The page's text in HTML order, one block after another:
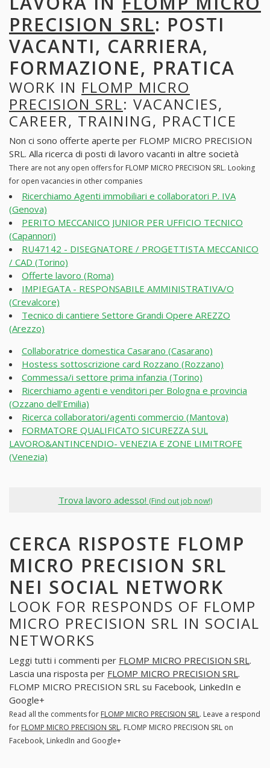
PRECISION SRL: POSTI
VACANTI, CARRIERA,
FORMAZIONE, PRATICA
WORK IN FLOMP MICRO
PRECISION SRL: VACANCIES,
CAREER, TRAINING, PRACTICE
Non ci sono offerte aperte per FLOMP MICRO PRECISION
SRL. Alla ricerca di posti di lavoro vacanti in altre società
There are not any open offers for FLOMP MICRO PRECISION SRL. Looking
for open vacancies in other companies
Ricerchiamo Agenti immobiliari e collaboratori P. IVA
(Genova)
PERITO MECCANICO JUNIOR PER UFFICIO TECNICO
(Capannori)
RU47142 - DISEGNATORE / PROGETTISTA MECCANICO
/ CAD (Torino)
Offerte lavoro (Roma)
IMPIEGATA - RESPONSABILE AMMINISTRATIVA/O
(Crevalcore)
Tecnico di cantiere Settore Grandi Opere AREZZO
(Arezzo)
Collaboratrice domestica Casarano (Casarano)
Hostess sottoscrizione card Rozzano (Rozzano)
Commessa/i settore prima infanzia (Torino)
Ricerchiamo agenti e venditori per Bologna e provincia
(Ozzano dell'Emilia)
Ricerca collaboratori/agenti commercio (Mantova)
FORMATORE QUALIFICATO SICUREZZA SUL
LAVORO&ANTINCENDIO- VENEZIA E ZONE LIMITROFE
(Venezia)
Trova lavoro adesso! (Find out job now!)
CERCA RISPOSTE FLOMP
MICRO PRECISION SRL
NEI SOCIAL NETWORK
LOOK FOR RESPONDS OF FLOMP
MICRO PRECISION SRL IN SOCIAL
NETWORKS
Leggi tutti i commenti per FLOMP MICRO PRECISION SRL .
Lascia una risposta per FLOMP MICRO PRECISION SRL .
FLOMP MICRO PRECISION SRL su Facebook, LinkedIn e
Google+
Read all the comments for FLOMP MICRO PRECISION SRL. Leave a respond
for FLOMP MICRO PRECISION SRL. FLOMP MICRO PRECISION SRL on
Facebook, LinkedIn and Google+